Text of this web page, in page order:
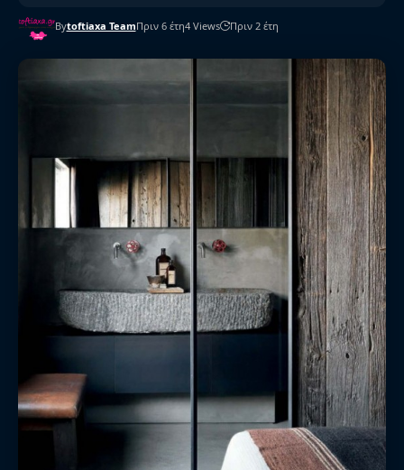
Bytoftiaxa TeamΠριν 6 έτη4 Views Πριν 2 έτη